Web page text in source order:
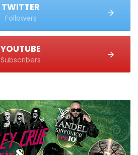
TWITTER
Followers
YOUTUBE
Subscribers